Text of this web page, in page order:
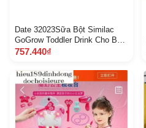
Date 32023Sữa Bột Similac
GoGrow Toddler Drink Cho Bé
Từ 1236 tháng 1.13 kg Mỹ và
g
757.440₫